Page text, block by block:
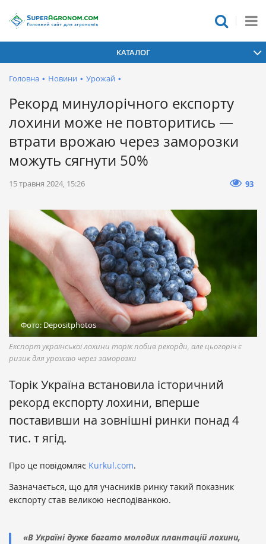
КАТАЛОГ
Головна • Новини • Урожай •
Рекорд минулорічного експорту
лохини може не повторитись —
втрати врожаю через заморозки
можуть сягнути 50%
15 травня 2024, 15:26 93
Фото: Depositphotos
Експорт української лохини торік побив рекорди, але цьогоріч є
ризик для урожаю через заморозки
Торік Україна встановила історичний
рекорд експорту лохини, вперше
поставивши на зовнішні ринки понад 4
тис. т ягід.
Про це повідомляє Kurkul.com.
Зазначається, що для учасників ринку такий показник
експорту став великою несподіванкою.
«В Україні дуже багато молодих плантацій лохини,